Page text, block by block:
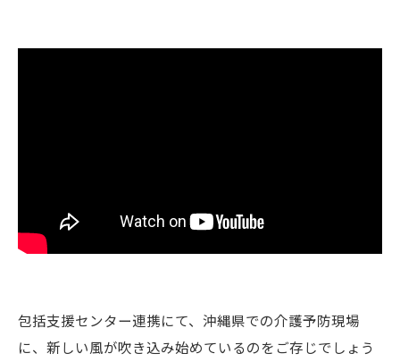
包括支援センター連携にて、沖縄県での介護予防現場
に、新しい風が吹き込み始めているのをご存じでしょう